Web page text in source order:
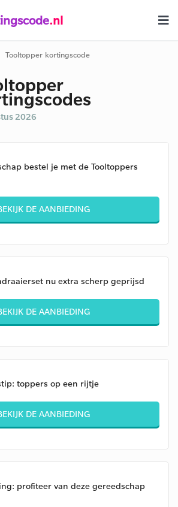
.nl
Tooltopper kortingscode
2026
bestel je met de Tooltoppers
DE AANBIEDING
nu extra scherp geprijsd
DE AANBIEDING
toppers op een rijtje
DE AANBIEDING
profiteer van deze gereedschap